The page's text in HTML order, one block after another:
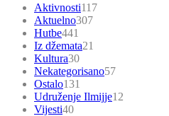
Aktivnosti117
Aktuelno307
Hutbe441
Iz džemata21
Kultura30
Nekategorisano57
Ostalo131
Udruženje Ilmijje12
Vijesti40